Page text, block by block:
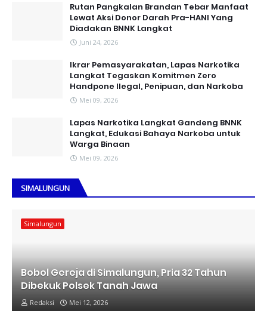
Rutan Pangkalan Brandan Tebar Manfaat
Lewat Aksi Donor Darah Pra-HANI Yang
Diadakan BNNK Langkat
Juni 24, 2026
Ikrar Pemasyarakatan, Lapas Narkotika
Langkat Tegaskan Komitmen Zero
Handpone llegal, Penipuan, dan Narkoba
Mei 09, 2026
Lapas Narkotika Langkat Gandeng BNNK
Langkat, Edukasi Bahaya Narkoba untuk
Warga Binaan
Mei 09, 2026
SIMALUNGUN
Simalungun
Bobol Gereja di Simalungun, Pria 32 Tahun
Dibekuk Polsek Tanah Jawa
Redaksi Mei 12, 2026